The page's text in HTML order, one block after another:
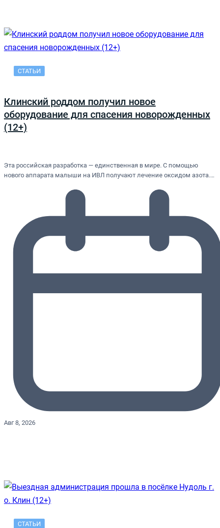
СТАТЬИ
Клинский роддом получил новое
оборудование для спасения новорожденных
(12+)
Эта российская разработка — единственная в мире. С помощью
нового аппарата малыши на ИВЛ получают лечение оксидом азота.…
Авг 8, 2026
СТАТЬИ